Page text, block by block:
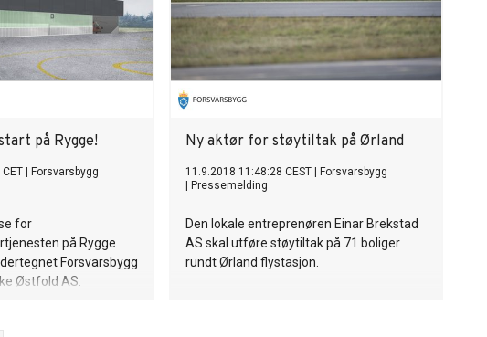
på Rygge!
Forsvarsbygg
for
på Rygge
Forsvarsbygg
Østfold AS.
Ny aktør for støytiltak på Ørland
11.9.2018 11:48:28 CEST
Forsvarsbygg
Pressemelding
Den lokale entreprenøren Einar Brekstad
AS skal utføre støytiltak på 71 boliger
rundt Ørland flystasjon.